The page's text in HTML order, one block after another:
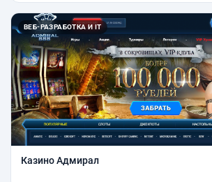
ВЕБ-РАЗРАБОТКА И IT
Казино Адмирал